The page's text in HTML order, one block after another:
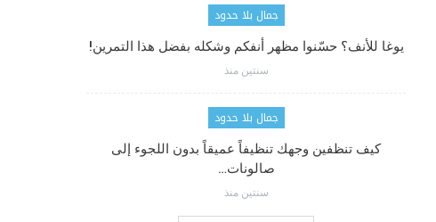
جمال بلا حدود
يوغا للأنف؟ حسّنوا مظهر أنفكم وشكله بفضل هذا التمرين!
سنتين منذ
جمال بلا حدود
كيف تنظفين وجهك تنظيفاً عميقاً بدون اللجوء إلى
صالونات…
سنتين منذ